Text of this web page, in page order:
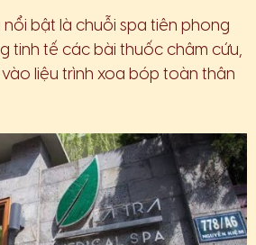
nổi bật là chuỗi spa tiên phong
tinh tế các bài thuốc châm cứu,
liệu trình xoa bóp toàn thân